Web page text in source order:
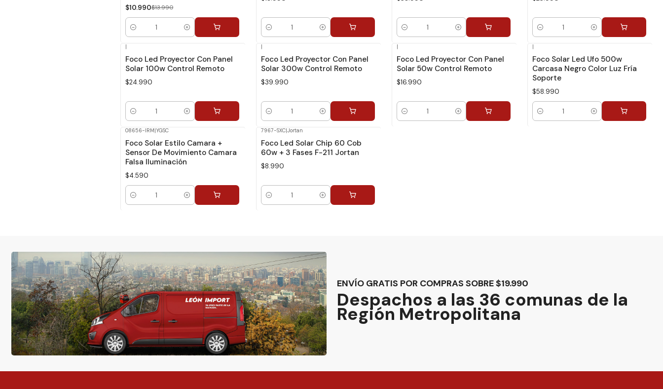
$10.990$13.990
Cantidad Cantidad Cantidad Cantidad
|
Foco Led Proyector Con Panel
Solar 100w Control Remoto
$24.990
Cantidad
|
Foco Led Proyector Con Panel
Solar 300w Control Remoto
$39.990
Cantidad
|
Foco Led Proyector Con Panel
Solar 50w Control Remoto
$16.990
Cantidad
|
Foco Solar Led Ufo 500w
Carcasa Negro Color Luz Fría
Soporte
$58.990
Cantidad
08656-IRM|YGSC
Foco Solar Estilo Camara +
Sensor De Movimiento Camara
Falsa Iluminación
$4.590
Cantidad
7967-SXC|Jortan
Foco Led Solar Chip 60 Cob
60w + 3 Fases F-211 Jortan
$8.990
Cantidad
ENVÍO GRATIS POR COMPRAS SOBRE $19.990
Despachos a las 36 comunas de la
Región Metropolitana